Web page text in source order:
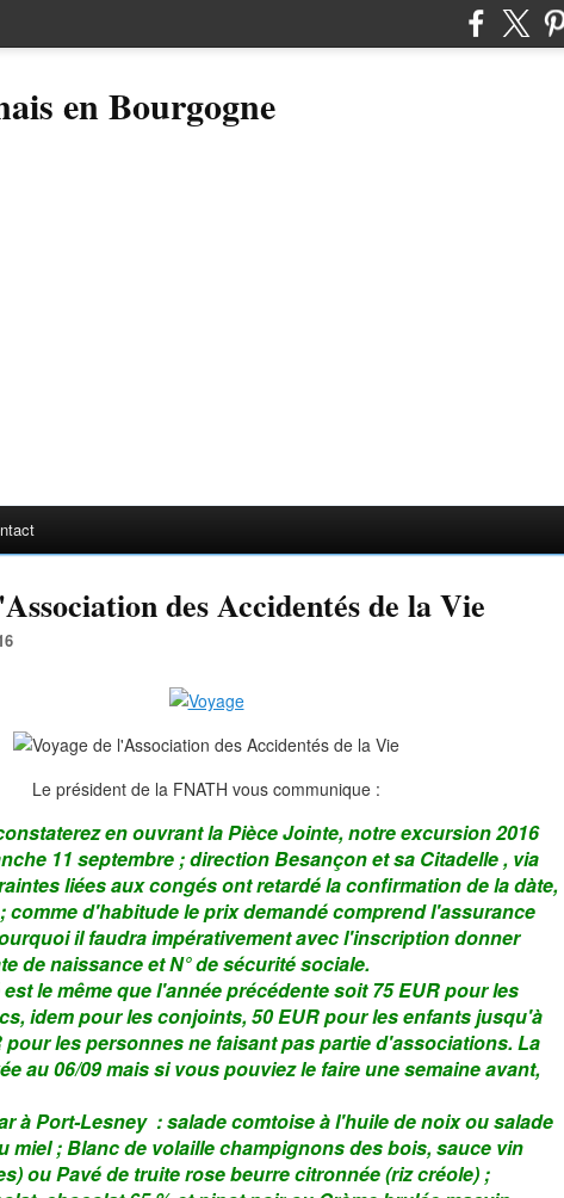
en Bourgogne
des Accidentés de la Vie
Le président de la FNATH vous communique :
en ouvrant la Pièce Jointe, notre excursion 2016
11 septembre ; direction Besançon et sa Citadelle , via
liées aux congés ont retardé la confirmation de la dàte,
comme d'habitude le prix demandé comprend l'assurance
il faudra impérativement avec l'inscription donner
de naissance et N° de sécurité sociale.
le même que l'année précédente soit 75 EUR pour les
idem pour les conjoints, 50 EUR pour les enfants jusqu'à
pour les personnes ne faisant pas partie d'associations. La
au 06/09 mais si vous pouviez le faire une semaine avant,
à Port-Lesney : salade comtoise à l'huile de noix ou salade
miel ; Blanc de volaille champignons des bois, sauce vin
ou Pavé de truite rose beurre citronnée (riz créole) ;